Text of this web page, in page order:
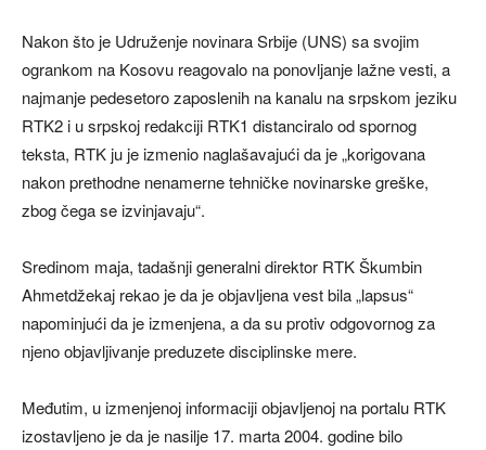
Nakon što je Udruženje novinara Srbije (UNS) sa svojim
ogrankom na Kosovu reagovalo na ponovljanje lažne vesti, a
najmanje pedesetoro zaposlenih na kanalu na srpskom jeziku
RTK2 i u srpskoj redakciji RTK1 distanciralo od spornog
teksta, RTK ju je izmenio naglašavajući da je „korigovana
nakon prethodne nenamerne tehničke novinarske greške,
zbog čega se izvinjavaju“.
Sredinom maja, tadašnji generalni direktor RTK Škumbin
Ahmetdžekaj rekao je da je objavljena vest bila „lapsus“
napominjući da je izmenjena, a da su protiv odgovornog za
njeno objavljivanje preduzete disciplinske mere.
Međutim, u izmenjenoj informaciji objavljenoj na portalu RTK
izostavljeno je da je nasilje 17. marta 2004. godine bilo